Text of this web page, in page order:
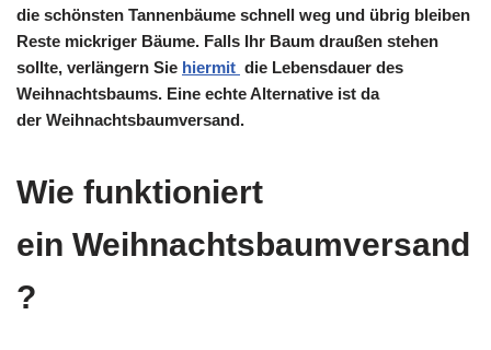
die schönsten Tannenbäume schnell weg und übrig bleiben
Reste mickriger Bäume. Falls Ihr Baum draußen stehen
sollte, verlängern Sie hiermit die Lebensdauer des
Weihnachtsbaums. Eine echte Alternative ist da
der Weihnachtsbaumversand.
Wie funktioniert
ein Weihnachtsbaumversand
?